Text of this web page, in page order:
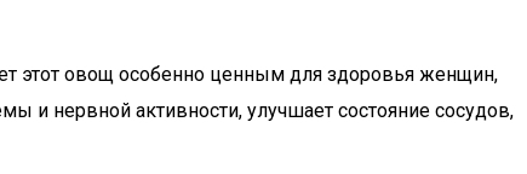
этот овощ особенно ценным для здоровья женщин,
и нервной активности, улучшает состояние сосудов,